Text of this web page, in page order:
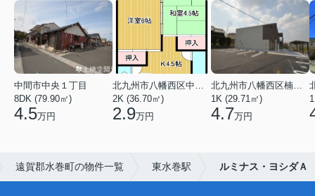
中間市中央１丁目
8DK (79.90㎡)
4.5万円
北九州市八幡西区中の原３丁目
2K (36.70㎡)
2.9万円
北九州市八幡西区楠橋下方２丁目
1K (29.71㎡)
4.7万円
遠賀郡水巻町の物件一覧 東水巻駅 ルミナス・ヨシダＡ